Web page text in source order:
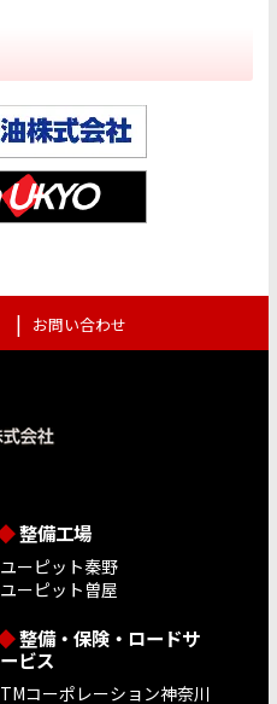
お問い合わせ
整備工場
ユーピット秦野
ユーピット曽屋
整備・保険・ロードサ
ービス
TMコーポレーション神奈川